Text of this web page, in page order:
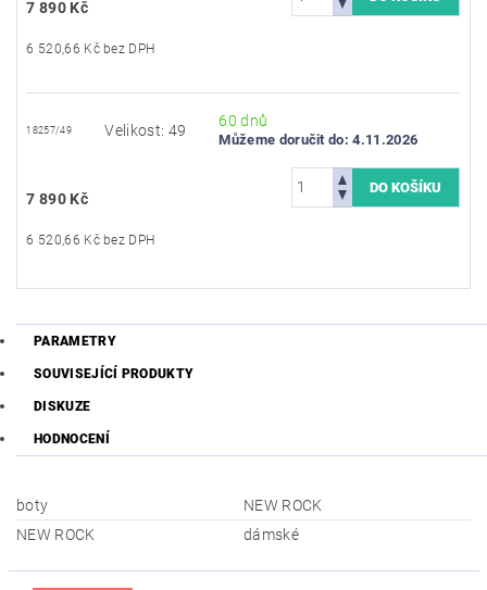
7 890 Kč
6 520,66 Kč bez DPH
18257/49 Velikost: 49
60 dnů
Můžeme doručit do: 4.11.2026
7 890 Kč
6 520,66 Kč bez DPH
PARAMETRY
SOUVISEJÍCÍ PRODUKTY
DISKUZE
HODNOCENÍ
boty
NEW ROCK
NEW ROCK
dámské